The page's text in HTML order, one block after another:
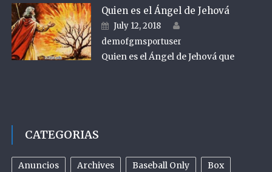
Quien es el Ángel de Jehová
Posted on
July 12, 2018
demofgmsportuser
Quien es el Ángel de Jehová que
CATEGORIAS
Anuncios Archives Baseball Only Box